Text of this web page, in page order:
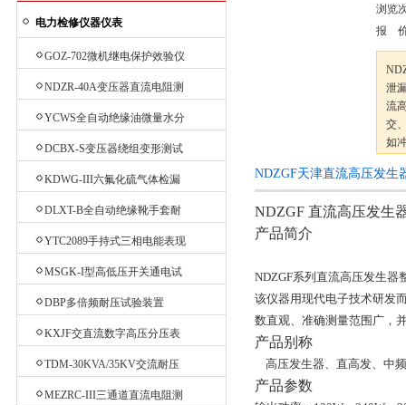
电力检修仪器仪表
GOZ-702微机继电保护效验仪
NDZR-40A变压器直流电阻测
YCWS全自动绝缘油微量水分
DCBX-S变压器绕组变形测试
KDWG-III六氟化硫气体检漏
DLXT-B全自动绝缘靴手套耐
压试验装置
YTC2089手持式三相电能表现
场效验仪
MSGK-I型高低压开关通电试
DBP多倍频耐压试验装置
KXJF交直流数字高压分压表
TDM-30KVA/35KV交流耐压
MEZRC-III三通道直流电阻测
浏览
报
泄
流
交
如
工
NDZGF天津直流高压发生
NDZGF 直流高压发生
产品简介
NDZGF系列直流高压发生
该仪器用现代电子技术研发
数直观、准确测量范围广，
产品别称
高压发生器、直高发、中
产品参数